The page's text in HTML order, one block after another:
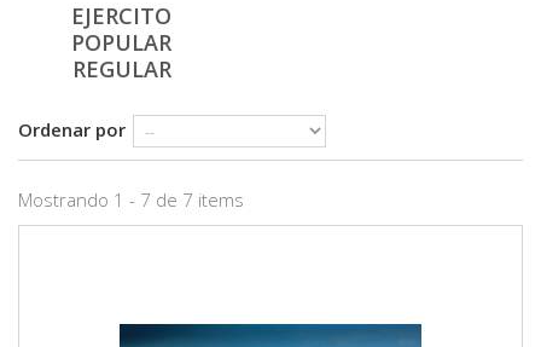
EJERCITO
POPULAR
REGULAR
Ordenar por
Mostrando 1 - 7 de 7 items